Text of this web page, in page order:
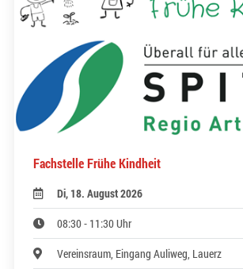
Fachstelle Frühe Kindheit
Di, 18. August 2026
08:30 - 11:30 Uhr
Vereinsraum, Eingang Auliweg, Lauerz